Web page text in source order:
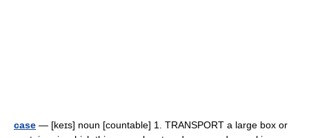
case — [keɪs] noun [countable] 1. TRANSPORT a large box or